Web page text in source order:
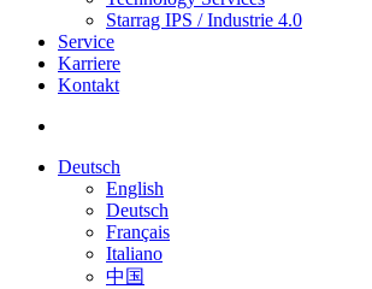
Starrag IPS / Industrie 4.0
Service
Karriere
Kontakt
Deutsch
English
Deutsch
Français
Italiano
中国